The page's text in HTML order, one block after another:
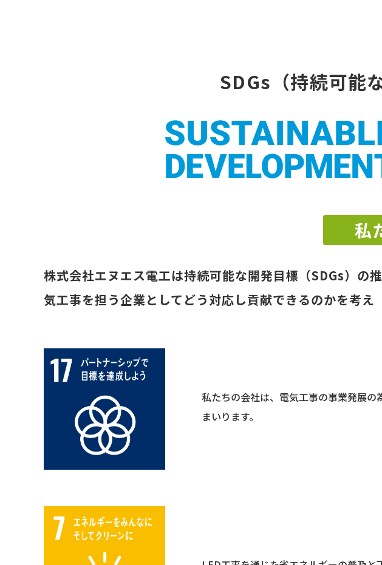
SDGs （持続可能
私
株式会社エヌエス電工は持続可能な開発目標（SDGs）の
気工事を担う企業としてどう対応し貢献できるのかを考え
私たちの会社は、電気工事の事業発展
まいります。